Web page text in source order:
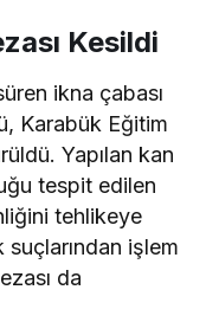
Kesildi
ikna çabası
Karabük Eğitim
Yapılan kan
tespit edilen
tehlikeye
işlem
da